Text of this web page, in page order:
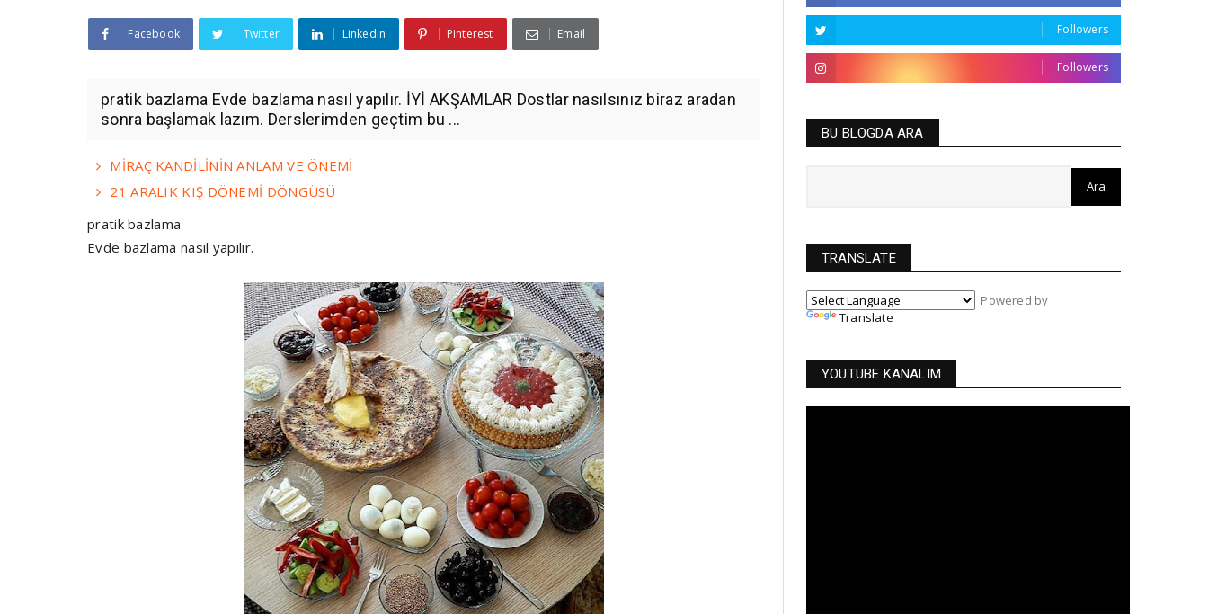
Facebook Twitter Linkedin Pinterest Email
pratik bazlama Evde bazlama nasıl yapılır. İYİ AKŞAMLAR Dostlar nasılsınız biraz aradan
sonra başlamak lazım. Derslerimden geçtim bu ...
MİRAÇ KANDİLİNİN ANLAM VE ÖNEMİ
21 ARALIK KIŞ DÖNEMİ DÖNGÜSÜ
pratik bazlama
Evde bazlama nasıl yapılır.
Followers
Followers
BU BLOGDA ARA
TRANSLATE
Powered by
Translate
YOUTUBE KANALIM